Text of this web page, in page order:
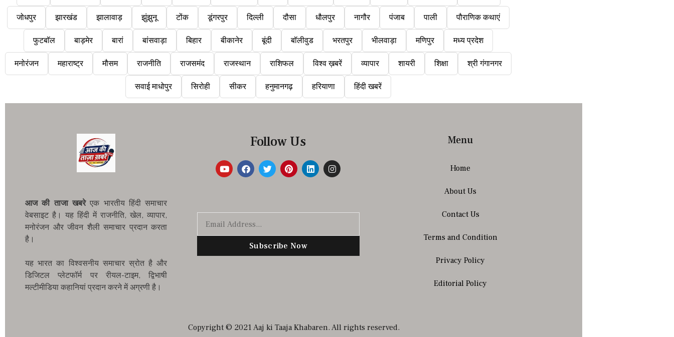
जोधपुर झारखंड झालावाड़ झुंझुनू टोंक डूंगरपुर दिल्ली दौसा धौलपुर नागौर पंजाब पाली पौराणिक कथाएं
फुटबॉल बाड़मेर बारां बांसवाड़ा बिहार बीकानेर बूंदी बॉलीवुड भरतपुर भीलवाड़ा मणिपुर मध्य प्रदेश
मनोरंजन महाराष्ट्र मौसम राजनीति राजसमंद राजस्थान राशिफल विश्व ख़बरें व्यापार शायरी शिक्षा श्री गंगानगर
सवाई माधोपुर सिरोही सीकर हनुमानगढ़ हरियाणा हिंदी खबरें
आज की ताजा खबरेएक भारतीय हिंदी समाचार
वेबसाइट है। यह हिंदी में राजनीति, खेल, व्यापार,
मनोरंजन और जीवन शैली समाचार प्रदान करता
है।
यह भारत का विश्वसनीय समाचार स्रोत है और
डिजिटल प्लेटफॉर्म पर रीयल-टाइम, द्विभाषी
मल्टीमीडिया कहानियां प्रदान करने में अग्रणी है।
Follow Us
Subscribe Now
Menu
Home
About Us
Contact Us
Terms and Condition
Privacy Policy
Editorial Policy
Copyright © 2021 Aaj ki Taaja Khabaren. All rights reserved.